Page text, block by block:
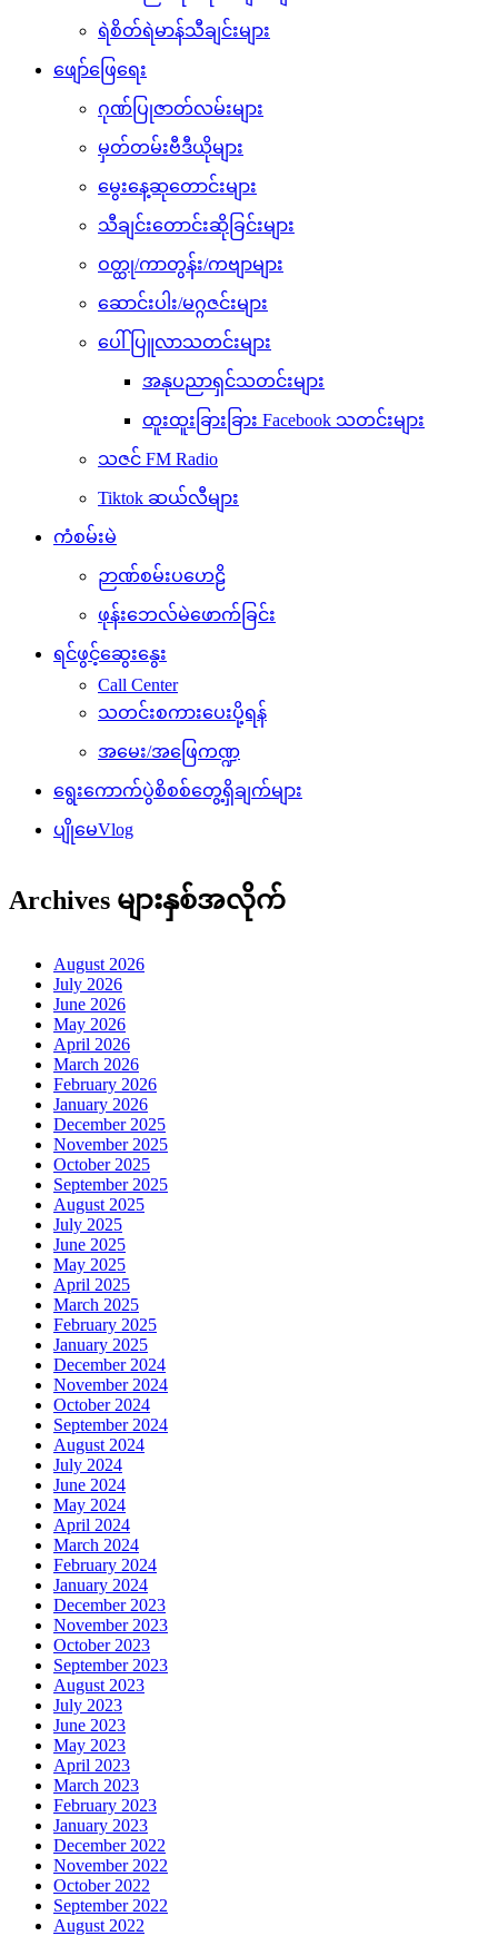
ရဲစိတ်ရဲမာန်သီချင်းများ
ဖျော်ဖြေရေး
ဂုဏ်ပြုဇာတ်လမ်းများ
မှတ်တမ်းဗီဒီယိုများ
မွေးနေ့ဆုတောင်းများ
သီချင်းတောင်းဆိုခြင်းများ
ဝတ္ထု/ကာတွန်း/ကဗျာများ
ဆောင်းပါး/မဂ္ဂဇင်းများ
ပေါ်ပြူလာသတင်းများ
အနုပညာရှင်သတင်းများ
ထူးထူးခြားခြား Facebook သတင်းများ
သဇင် FM Radio
Tiktok ဆယ်လီများ
ကံစမ်းမဲ
ဉာဏ်စမ်းပဟေဠိ
ဖုန်းဘေလ်မဲဖောက်ခြင်း
ရင်ဖွင့်ဆွေးနွေး
Call Center
သတင်းစကားပေးပို့ရန်
အမေး/အဖြေကဏ္ဍ
ရွေးကောက်ပွဲစိစစ်တွေ့ရှိချက်များ
ပျိုမေVlog
Archives များနှစ်အလိုက်
August 2026
July 2026
June 2026
May 2026
April 2026
March 2026
February 2026
January 2026
December 2025
November 2025
October 2025
September 2025
August 2025
July 2025
June 2025
May 2025
April 2025
March 2025
February 2025
January 2025
December 2024
November 2024
October 2024
September 2024
August 2024
July 2024
June 2024
May 2024
April 2024
March 2024
February 2024
January 2024
December 2023
November 2023
October 2023
September 2023
August 2023
July 2023
June 2023
May 2023
April 2023
March 2023
February 2023
January 2023
December 2022
November 2022
October 2022
September 2022
August 2022